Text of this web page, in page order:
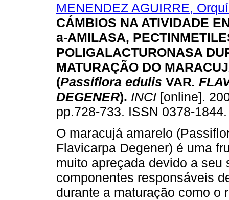
MENENDEZ AGUIRRE,
CÁMBIOS NA ATIVIDADE
a-AMILASA,
POLIGALACTURONASA
MATURAÇÃO DO
(Passiflora edulis VAR.
DEGENER). INCI [online].
pp.728-733. ISSN 0378-1844.
O maracujá amarelo
Flavicarpa Degener) é uma
muito apreçada devido a seu
componentes responsáveis
durante a maturação como o